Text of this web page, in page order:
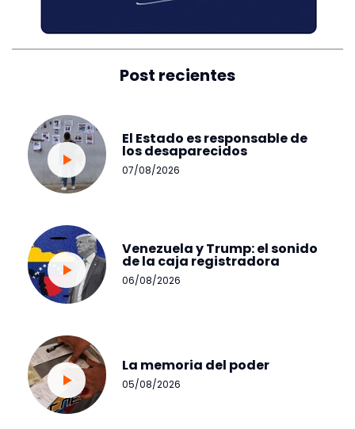
Post recientes
El Estado es responsable de
los desaparecidos
07/08/2026
Venezuela y Trump: el sonido
de la caja registradora
06/08/2026
La memoria del poder
05/08/2026